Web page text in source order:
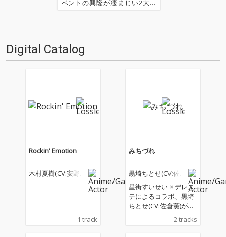
ベントの興隆が凄まじい2大タ
イトル「アイドルマスター」、
のアイドルをモチーフにしたア
ニメとその…
Digital Catalog
Rockin' Emotion
木村夏樹(CV:安野希
1 track
みちづれ
黒埼ちとせ(CV:佐倉
星街すいせい × デレス
テによるコラボ、黒埼
ちとせ(CV:佐倉薫)が
ー！
2 tracks